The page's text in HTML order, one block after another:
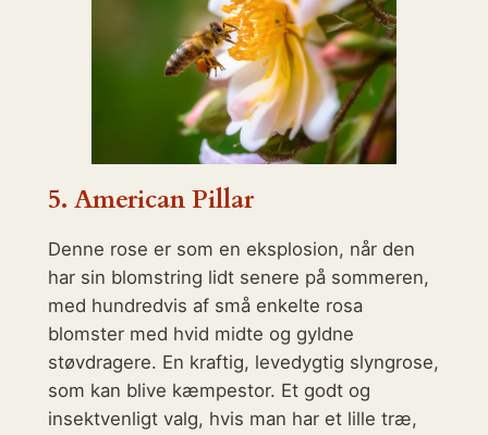
5. American Pillar
Denne rose er som en eksplosion, når den
har sin blomstring lidt senere på sommeren,
med hundredvis af små enkelte rosa
blomster med hvid midte og gyldne
støvdragere. En kraftig, levedygtig slyngrose,
som kan blive kæmpestor. Et godt og
insektvenligt valg, hvis man har et lille træ,